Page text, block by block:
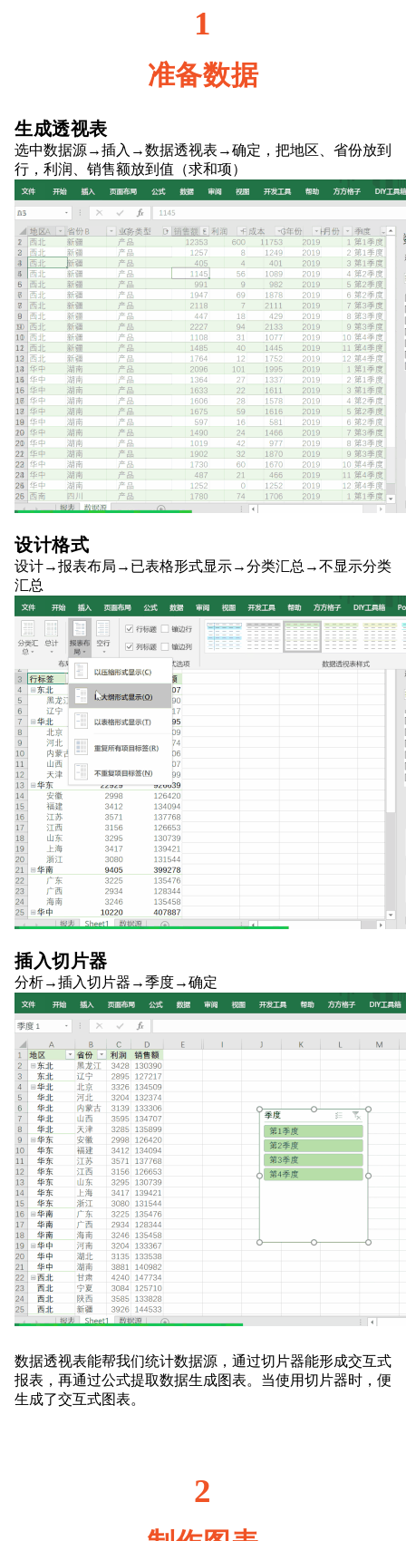
1
准备数据
生成透视表
选中数据源→插入→数据透视表→确定，把地区、省份放到
行，利润、销售额放到值（求和项）
设计格式
设计→报表布局→已表格形式显示→分类汇总→不显示分类
汇总
插入切片器
分析→插入切片器→季度→确定
数据透视表能帮我们统计数据源，通过切片器能形成交互式
报表，再通过公式提取数据生成图表。当使用切片器时，便
生成了交互式图表。
2